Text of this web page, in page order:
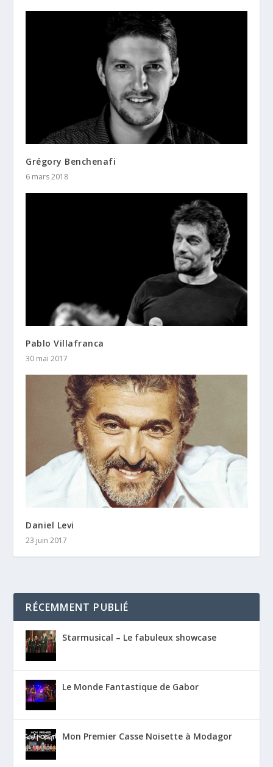
Grégory Benchenafi
6 mars 2018
Pablo Villafranca
30 mai 2017
Daniel Levi
23 juin 2017
RÉCEMMENT PUBLIÉ
Starmusical – Le fabuleux showcase
Le Monde Fantastique de Gabor
Mon Premier Casse Noisette à Modagor